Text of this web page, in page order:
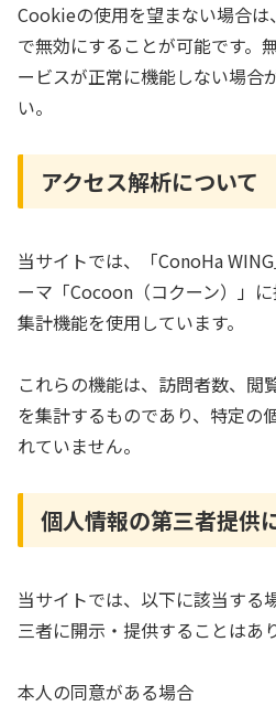
Cookieの使用を望まない場合
で無効にすることが可能です。
ービスが正常に機能しない場合
い。
アクセス解析について
当サイトでは、「ConoHa
ーマ「Cocoon（コクーン）」
集計機能を使用しています。
これらの機能は、訪問者数、閲
を集計するものであり、特定の
れていません。
個人情報の第三者提供
当サイトでは、以下に該当する
三者に開示・提供することはあ
本人の同意がある場合